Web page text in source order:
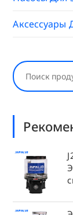
Аксессуары
Поиск